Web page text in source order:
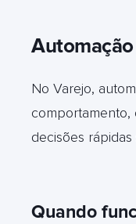
No Varejo,
comportamento,
decisões
Quando